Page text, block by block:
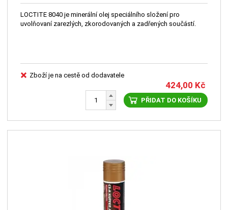
LOCTITE 8040 je minerální olej speciálního složení pro
uvolňovaní zarezlých, zkorodovaných a zadřených součástí.
Zboží je na cestě od dodavatele
424,00 Kč
PŘIDAT DO KOŠÍKU